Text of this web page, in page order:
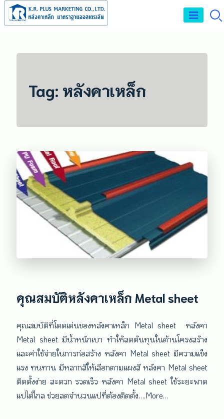
Skip
ชีท หลังคาPU FOAM
Tag: หลังคาเหล็ก
คุณสมบัติหลังคาเหล็ก Metal sheet
คุณสมบัติที่โดดเด่นของหลังคาเหล็ก Metal sheet หลังคา
Metal sheet มีน้ำหนักเบา ทำให้ลดต้นทุนในด้านโครงสร้าง
และค่าใช้จ่ายในการก่อสร้าง หลังคา Metal sheet มีความแข็ง
แรง ทนทาน มีหลากสีให้เลือกตามแผงสี หลังคา Metal sheet
ติดตั้งง่าย สะดวก รวดเร็ว หลังคา Metal sheet ใช้ระยะพาด
แปได้ไกล ช่วยลดจำนวนแปที่ต้องติดตั้ง….More…